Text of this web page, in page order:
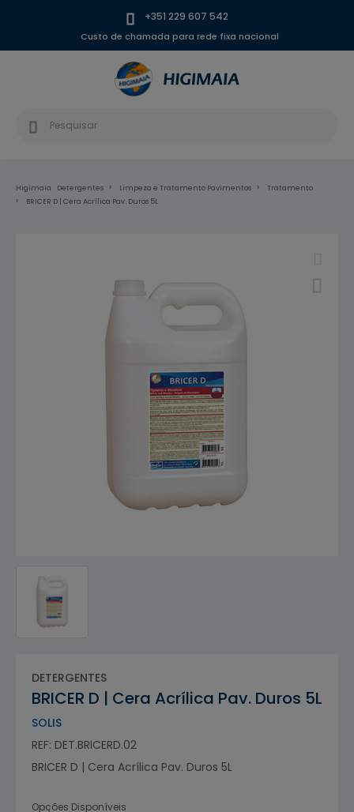
+351 229 607 542
Custo de chamada para rede fixa nacional
Higimaia Detergentes Limpeza e Tratamento Pavimentos
Tratamento
BRICER D | Cera Acrílica Pav. Duros 5L
DETERGENTES
BRICER D | Cera Acrílica Pav. Duros 5L
SOLIS
REF: DET.BRICERD.02
BRICER D | Cera Acrílica Pav. Duros 5L
Opções Disponíveis